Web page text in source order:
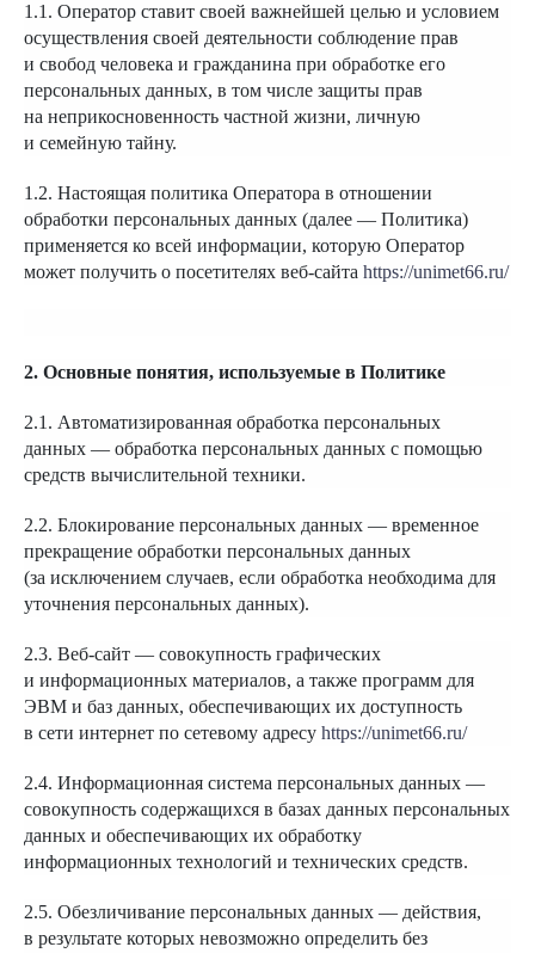
1.1. Оператор ставит своей важнейшей целью и условием
осуществления своей деятельности соблюдение прав
и свобод человека и гражданина при обработке его
персональных данных, в том числе защиты прав
на неприкосновенность частной жизни, личную
и семейную тайну.
1.2. Настоящая политика Оператора в отношении
обработки персональных данных (далее — Политика)
применяется ко всей информации, которую Оператор
может получить о посетителях веб-сайта https://unimet66.ru/
2. Основные понятия, используемые в Политике
2.1. Автоматизированная обработка персональных
данных — обработка персональных данных с помощью
средств вычислительной техники.
2.2. Блокирование персональных данных — временное
прекращение обработки персональных данных
(за исключением случаев, если обработка необходима для
уточнения персональных данных).
2.3. Веб-сайт — совокупность графических
и информационных материалов, а также программ для
ЭВМ и баз данных, обеспечивающих их доступность
в сети интернет по сетевому адресу https://unimet66.ru/
2.4. Информационная система персональных данных —
совокупность содержащихся в базах данных персональных
данных и обеспечивающих их обработку
информационных технологий и технических средств.
2.5. Обезличивание персональных данных — действия,
в результате которых невозможно определить без